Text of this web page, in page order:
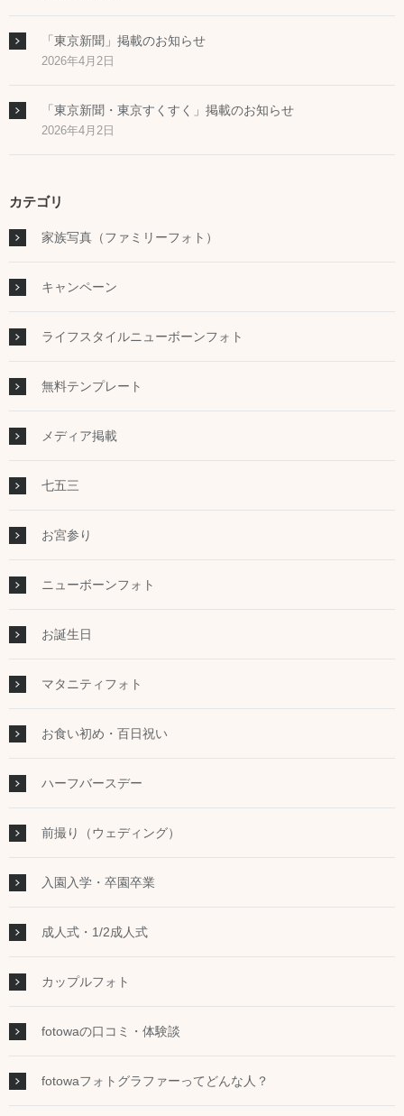
「東京新聞」掲載のお知らせ
2026年4月2日
「東京新聞・東京すくすく」掲載のお知らせ
2026年4月2日
カテゴリ
家族写真（ファミリーフォト）
キャンペーン
ライフスタイルニューボーンフォト
無料テンプレート
メディア掲載
七五三
お宮参り
ニューボーンフォト
お誕生日
マタニティフォト
お食い初め・百日祝い
ハーフバースデー
前撮り（ウェディング）
入園入学・卒園卒業
成人式・1/2成人式
カップルフォト
fotowaの口コミ・体験談
fotowaフォトグラファーってどんな人？